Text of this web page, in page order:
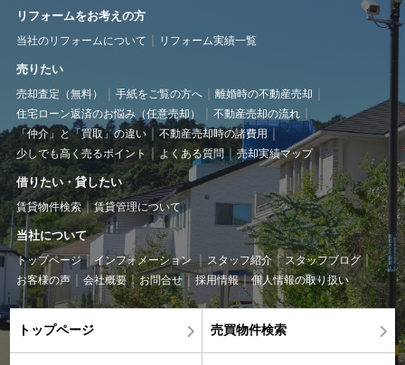
リフォームをお考えの方
当社のリフォームについて リフォーム実績一覧
売りたい
売却査定（無料） 手紙をご覧の方へ
離婚時の不動産売却
住宅ローン返済のお悩み（任意売却）
不動産売却の流れ
「仲介」と「買取」の違い
不動産売却時の諸費用
少しでも高く売るポイント
よくある質問 売却実績マップ
借りたい・貸したい
賃貸物件検索 賃貸管理について
当社について
トップページ インフォメーション スタッフ紹介
スタッフブログ
お客様の声
会社概要 お問合せ 採用情報 個人情報の取り扱い
トップページ 売買物件検索